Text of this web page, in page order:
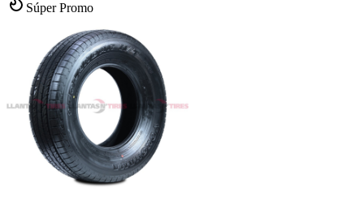
Súper Promo